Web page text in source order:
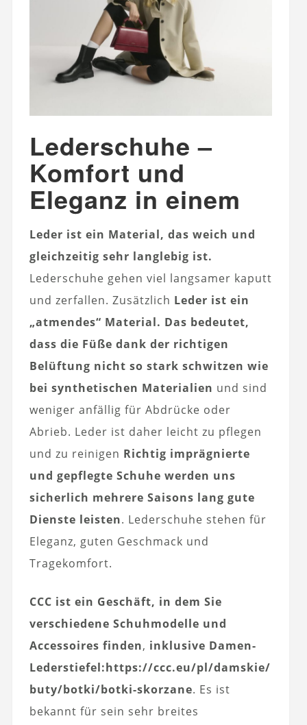
Lederschuhe –
Komfort und
Eleganz in einem
Leder ist ein Material, das weich und
gleichzeitig sehr langlebig ist.
Lederschuhe gehen viel langsamer kaputt
und zerfallen. Zusätzlich Leder ist ein
„atmendes“ Material. Das bedeutet,
dass die Füße dank der richtigen
Belüftung nicht so stark schwitzen wie
bei synthetischen Materialien und sind
weniger anfällig für Abdrücke oder
Abrieb. Leder ist daher leicht zu pflegen
und zu reinigen Richtig imprägnierte
und gepflegte Schuhe werden uns
sicherlich mehrere Saisons lang gute
Dienste leisten. Lederschuhe stehen für
Eleganz, guten Geschmack und
Tragekomfort.
CCC ist ein Geschäft, in dem Sie
verschiedene Schuhmodelle und
Accessoires finden, inklusive Damen-
Lederstiefel:https://ccc.eu/pl/damskie/
buty/botki/botki-skorzane. Es ist
bekannt für sein sehr breites